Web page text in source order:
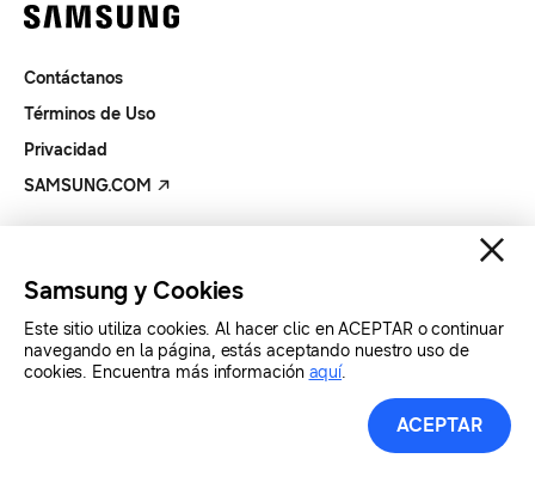
Contáctanos
Términos de Uso
Privacidad
SAMSUNG.COM
Samsung y Cookies
Este sitio utiliza cookies. Al hacer clic en ACEPTAR o continuar
navegando en la página, estás aceptando nuestro uso de
cookies. Encuentra más información aquí.
ACEPTAR